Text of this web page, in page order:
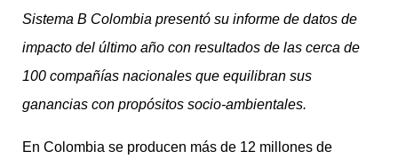
Sistema B Colombia presentó su informe de datos de
impacto del último año con resultados de las cerca de
100 compañías nacionales que equilibran sus
ganancias con propósitos socio-ambientales.
En Colombia se producen más de 12 millones de